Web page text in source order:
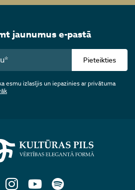
jaunumus e-pastā
Pieteikties
esmu izlasījis un iepazinies ar privātuma